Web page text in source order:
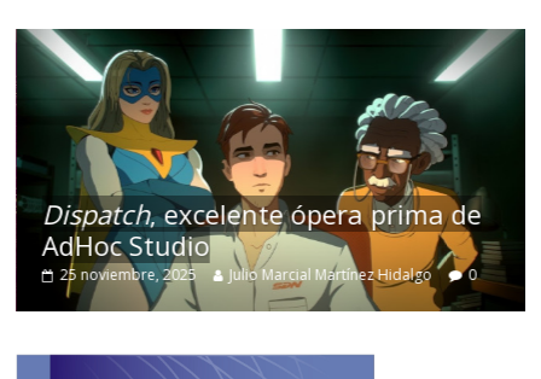
Dispatch, excelente ópera prima de
AdHoc Studio
25 noviembre, 2025 Julio Marcial Martínez Hidalgo 0